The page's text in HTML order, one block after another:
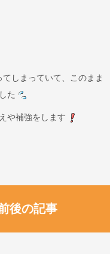
しまっていて、このまま
た
や補強をします
後の記事